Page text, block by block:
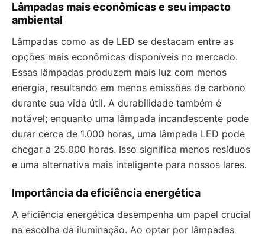
Lâmpadas mais econômicas e seu impacto
ambiental
Lâmpadas como as de LED se destacam entre as
opções mais econômicas disponíveis no mercado.
Essas lâmpadas produzem mais luz com menos
energia, resultando em menos emissões de carbono
durante sua vida útil. A durabilidade também é
notável; enquanto uma lâmpada incandescente pode
durar cerca de 1.000 horas, uma lâmpada LED pode
chegar a 25.000 horas. Isso significa menos resíduos
e uma alternativa mais inteligente para nossos lares.
Importância da eficiência energética
A eficiência energética desempenha um papel crucial
na escolha da iluminação. Ao optar por lâmpadas